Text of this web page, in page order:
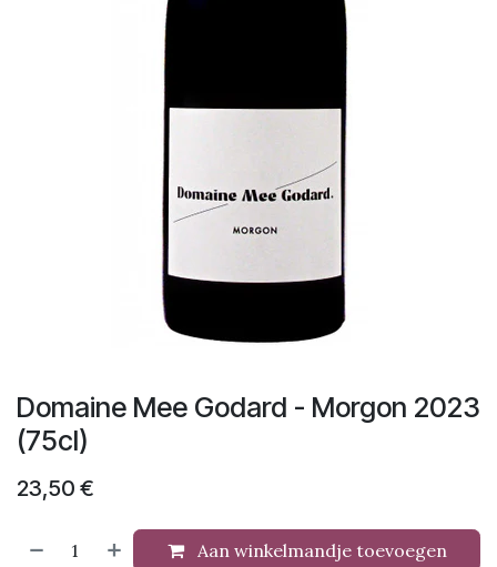
Domaine Mee Godard - Morgon 2023
(75cl)
23,50 €
Aan winkelmandje toevoegen